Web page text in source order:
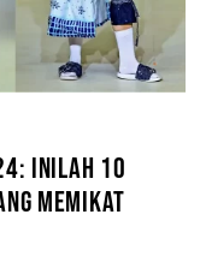
INILAH 10
MEMIKAT